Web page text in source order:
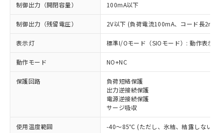
制御出力（開閉容量） 100mA以下
制御出力（残留電圧） 2V以下 (負荷電流100mA、コード長2m
表示灯 標準I/Oモード（SIOモード）: 動作表示
動作モード NO+NC
保護回路
負荷短絡保護
出力逆接続保護
電源逆接続保護
サージ吸収
使用温度範囲 -40～85℃ (ただし、氷結、結露しないこ
対応済み：EU RoHS指令（10物質）の
非含有に対応した製品が提供可能な商品で